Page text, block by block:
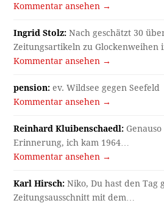
Kommentar ansehen →
Ingrid Stolz: Nach geschätzt 30
Zeitungsartikeln zu Glockenweihen
Kommentar ansehen →
pension: ev. Wildsee gegen Seefeld
Kommentar ansehen →
Reinhard Kluibenschaedl:
Erinnerung, ich kam 1964…
Kommentar ansehen →
Karl Hirsch: Niko, Du hast den Tag
Zeitungsausschnitt mit dem…